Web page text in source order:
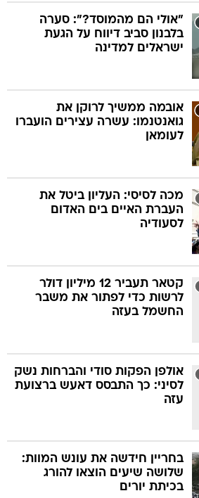
"אולי הם מהמוסד?": סערה
בלבנון סביב דיווח על הגעת
ישראלים למדינה
אובמה ממשיך לרוקן את
גואנטנמו: עשרה עצירים הועברו
לעומאן
מכה לסיסי: העליון ביטל את
העברת האיים בים האדום
לסעודיה
קטאר תעביר 12 מיליון דולר
לרשות כדי לפתור את משבר
החשמל בעזה
אולפן הפקות סודי והברחות נשק
לסיני: כך התבסס דאעש ברצועת
עזה
בחריין חידשה את עונש המוות:
שלושה שיעים הוצאו להורג
בכיתת יורים